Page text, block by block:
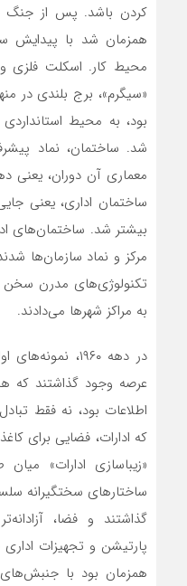
کردن باشد. پس از جنگ
همزمان شد با پیدایش
محیط کار. اسکلت فلزی
بود، به محیط
شد. ساختمان، نماد
ساختمان اداری، یعنی
بیشتر شد. ساختمان‌‌‌های
مرکز و نماد سازمان‌ها
تکنولوژی‌‌‌های مدرن
به مراکز شهرها می‌‌‌دادند.
در دهه ۱۹۶۰،
عرصه وجود گذاشتند که
اطلاعات بود، نه فقط
که ادارات، فضایی برای
«زیباسازی ادارات»
ساختارهای سختگیرانه
گذاشتند و فضا،
پارتیشن و تجهیزات
همزمان بود با